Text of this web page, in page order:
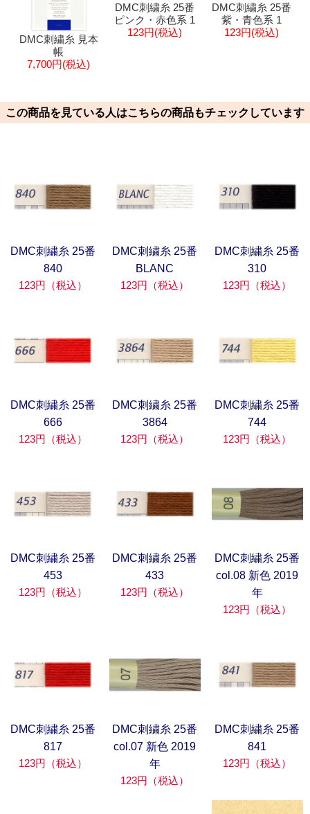
DMC刺繍糸 見本
帳
7,700円(税込)
DMC刺繍糸 25番
ピンク・赤色系 1
123円(税込)
DMC刺繍糸 25番
紫・青色系 1
123円(税込)
この商品を見ている人はこちらの商品もチェックしています
DMC刺繍糸 25番
840
123円（税込）
DMC刺繍糸 25番
BLANC
123円（税込）
DMC刺繍糸 25番
310
123円（税込）
DMC刺繍糸 25番
666
123円（税込）
DMC刺繍糸 25番
3864
123円（税込）
DMC刺繍糸 25番
744
123円（税込）
DMC刺繍糸 25番
453
123円（税込）
DMC刺繍糸 25番
433
123円（税込）
DMC刺繍糸 25番
col.08 新色 2019
年
123円（税込）
DMC刺繍糸 25番
817
123円（税込）
DMC刺繍糸 25番
col.07 新色 2019
年
123円（税込）
DMC刺繍糸 25番
841
123円（税込）